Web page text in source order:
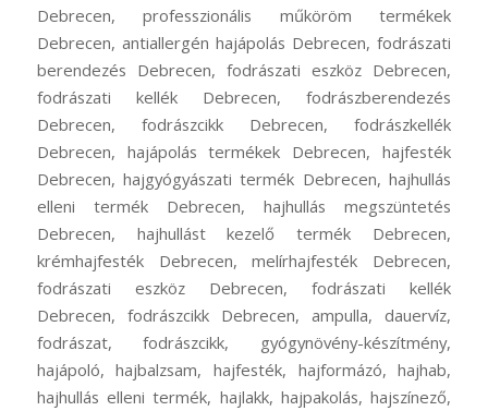
Debrecen, professzionális műköröm termékek
Debrecen, antiallergén hajápolás Debrecen, fodrászati
berendezés Debrecen, fodrászati eszköz Debrecen,
fodrászati kellék Debrecen, fodrászberendezés
Debrecen, fodrászcikk Debrecen, fodrászkellék
Debrecen, hajápolás termékek Debrecen, hajfesték
Debrecen, hajgyógyászati termék Debrecen, hajhullás
elleni termék Debrecen, hajhullás megszüntetés
Debrecen, hajhullást kezelő termék Debrecen,
krémhajfesték Debrecen, melírhajfesték Debrecen,
fodrászati eszköz Debrecen, fodrászati kellék
Debrecen, fodrászcikk Debrecen, ampulla, dauervíz,
fodrászat, fodrászcikk, gyógynövény-készítmény,
hajápoló, hajbalzsam, hajfesték, hajformázó, hajhab,
hajhullás elleni termék, hajlakk, hajpakolás, hajszínező,